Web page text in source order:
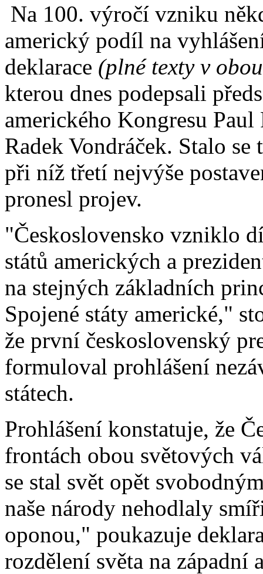
Na 100. výročí vzniku
americký podíl na
deklarace (plné texty v
kterou dnes podepsali
amerického Kongresu Paul
Radek Vondráček. Stalo
při níž třetí nejvýše
pronesl projev.
"Československo vzniklo
států amerických a
na stejných základních
Spojené státy americké,"
že první československý
formuloval prohlášení
státech.
Prohlášení konstatuje, že
frontách obou světových
se stal svět opět
naše národy nehodlaly
oponou," poukazuje
rozdělení světa na západní